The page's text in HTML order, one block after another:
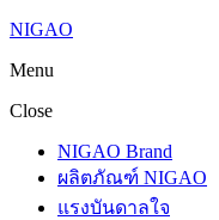
NIGAO
Menu
Close
NIGAO Brand
ผลิตภัณฑ์ NIGAO
แรงบันดาลใจ